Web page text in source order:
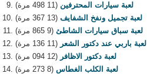
لعبة سيارات المحترفين (11 498 مرة)
لعبة تجميل ونفخ الشفايف (13 367 مرة)
لعبة سباق سيارات الشاطئ (9 865 مرة)
لعبة باربي عند دكتور الشعر (11 136 مرة)
لعبة دكتور الاظافر (12 094 مرة)
لعبة الكلب الغطاس (8 273 مرة)